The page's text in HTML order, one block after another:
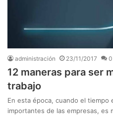
administración 23/11/2017 0
12 maneras para ser
trabajo
En esta época, cuando el tiempo
importantes de las empresas, es